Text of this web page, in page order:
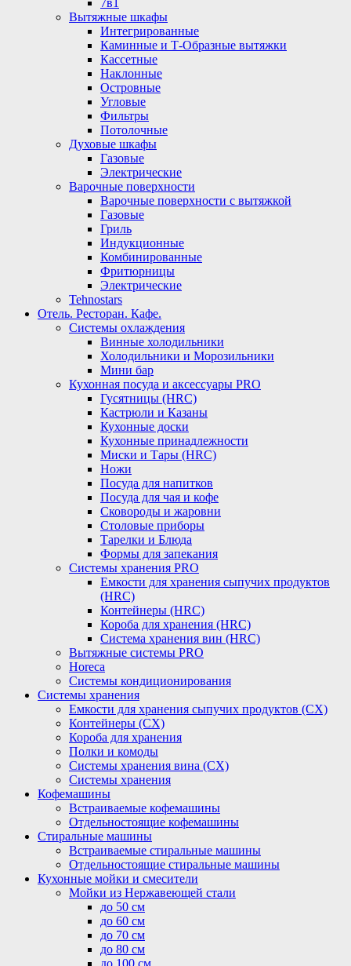
7в1
Вытяжные шкафы
Интегрированные
Каминные и Т-Образные вытяжки
Кассетные
Наклонные
Островные
Угловые
Фильтры
Потолочные
Духовые шкафы
Газовые
Электрические
Варочные поверхности
Варочные поверхности с вытяжкой
Газовые
Гриль
Индукционные
Комбинированные
Фритюрницы
Электрические
Tehnostars
Отель. Ресторан. Кафе.
Системы охлаждения
Винные холодильники
Холодильники и Морозильники
Мини бар
Кухонная посуда и аксессуары PRO
Гусятницы (HRC)
Кастрюли и Казаны
Кухонные доски
Кухонные принадлежности
Миски и Тары (HRC)
Ножи
Посуда для напитков
Посуда для чая и кофе
Сковороды и жаровни
Столовые приборы
Тарелки и Блюда
Формы для запекания
Системы хранения PRO
Емкости для хранения сыпучих продуктов
(HRC)
Контейнеры (HRC)
Короба для хранения (HRC)
Система хранения вин (HRC)
Вытяжные системы PRO
Horeca
Системы кондиционирования
Системы хранения
Емкости для хранения сыпучих продуктов (СХ)
Контейнеры (СХ)
Короба для хранения
Полки и комоды
Системы хранения вина (СХ)
Системы хранения
Кофемашины
Встраиваемые кофемашины
Отдельностоящие кофемашины
Стиральные машины
Встраиваемые стиральные машины
Отдельностоящие стиральные машины
Кухонные мойки и смесители
Мойки из Нержавеющей стали
до 50 см
до 60 см
до 70 см
до 80 см